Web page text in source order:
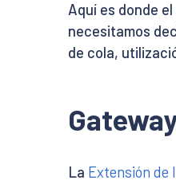
Aquí es donde
necesitamos
de cola,
La Extensión de